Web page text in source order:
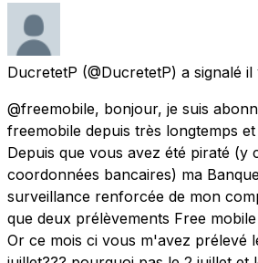
DucretetP (@DucretetP) a signalé il
@freemobile, bonjour, je suis
freemobile depuis très longtemps
Depuis que vous avez été piraté (y
coordonnées bancaires) ma
surveillance renforcée de mon
que deux prélèvements Free
Or ce mois ci vous m'avez prélevé